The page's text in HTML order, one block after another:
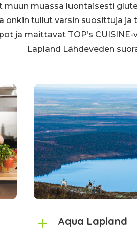
muun muassa luontaisesti
onkin tullut varsin suosittuja ja
ja maittavat TOP’s
Lapland Lähdeveden
L Aqua Lapland